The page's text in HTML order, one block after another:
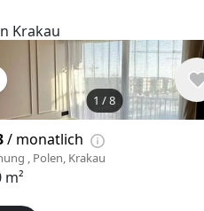
Krakau
1 /8
/ monatlich
, Polen, Krakau
m²